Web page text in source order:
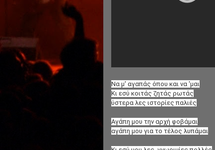
Να μ' αγαπάς όπου και να 'μαι
Κι εσύ κοιτάς ζητάς ρωτάς
ύστερα λες ιστορίες παλιές
Αγάπη μου την αρχή φοβάμαι
αγάπη μου για το τέλος λυπάμαι